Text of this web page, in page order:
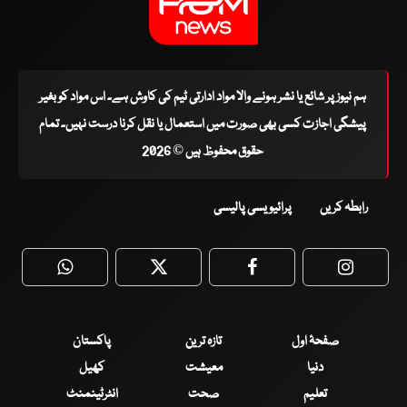
ہم نیوز پر شائع یا نشر ہونے والا مواد ادارتی ٹیم کی کاوش ہے۔ اس مواد کو بغیر
پیشگی اجازت کسی بھی صورت میں استعمال یا نقل کرنا درست نہیں۔ تمام
حقوق محفوظ ہیں © 2026
رابطہ کریں پرائیویسی پالیسی
WhatsApp Twitter Facebook
صفحۂ اول تازہ ترین
پاکستان
دنیا
معیشت
کھیل
تعلیم
صحت انٹرٹینمنٹ